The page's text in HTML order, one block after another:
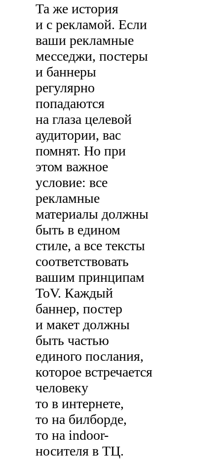
Та же история
и с рекламой. Если
ваши рекламные
месседжи, постеры
и баннеры
регулярно
попадаются
на глаза целевой
аудитории, вас
помнят. Но при
этом важное
условие: все
рекламные
материалы должны
быть в едином
стиле, а все тексты
соответствовать
вашим принципам
ToV. Каждый
баннер, постер
и макет должны
быть частью
единого послания,
которое встречается
человеку
то в интернете,
то на билборде,
то на indoor-
носителя в ТЦ.